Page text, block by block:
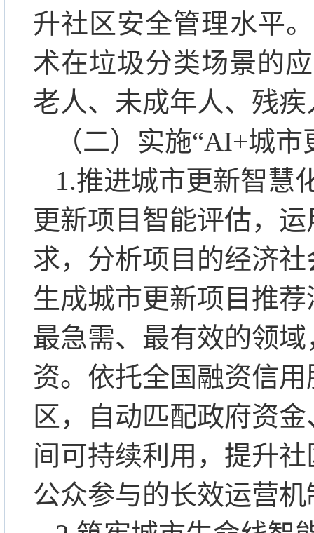
升社区安全管理水平
术在垃圾分类场景的
老人、未成年人、残
（二）实施“AI+城市
1.推进城市更新智慧
更新项目智能评估，
求，分析项目的经济
生成城市更新项目推
最急需、最有效的领
资。依托全国融资信
区，自动匹配政府资
间可持续利用，提升
公众参与的长效运营机